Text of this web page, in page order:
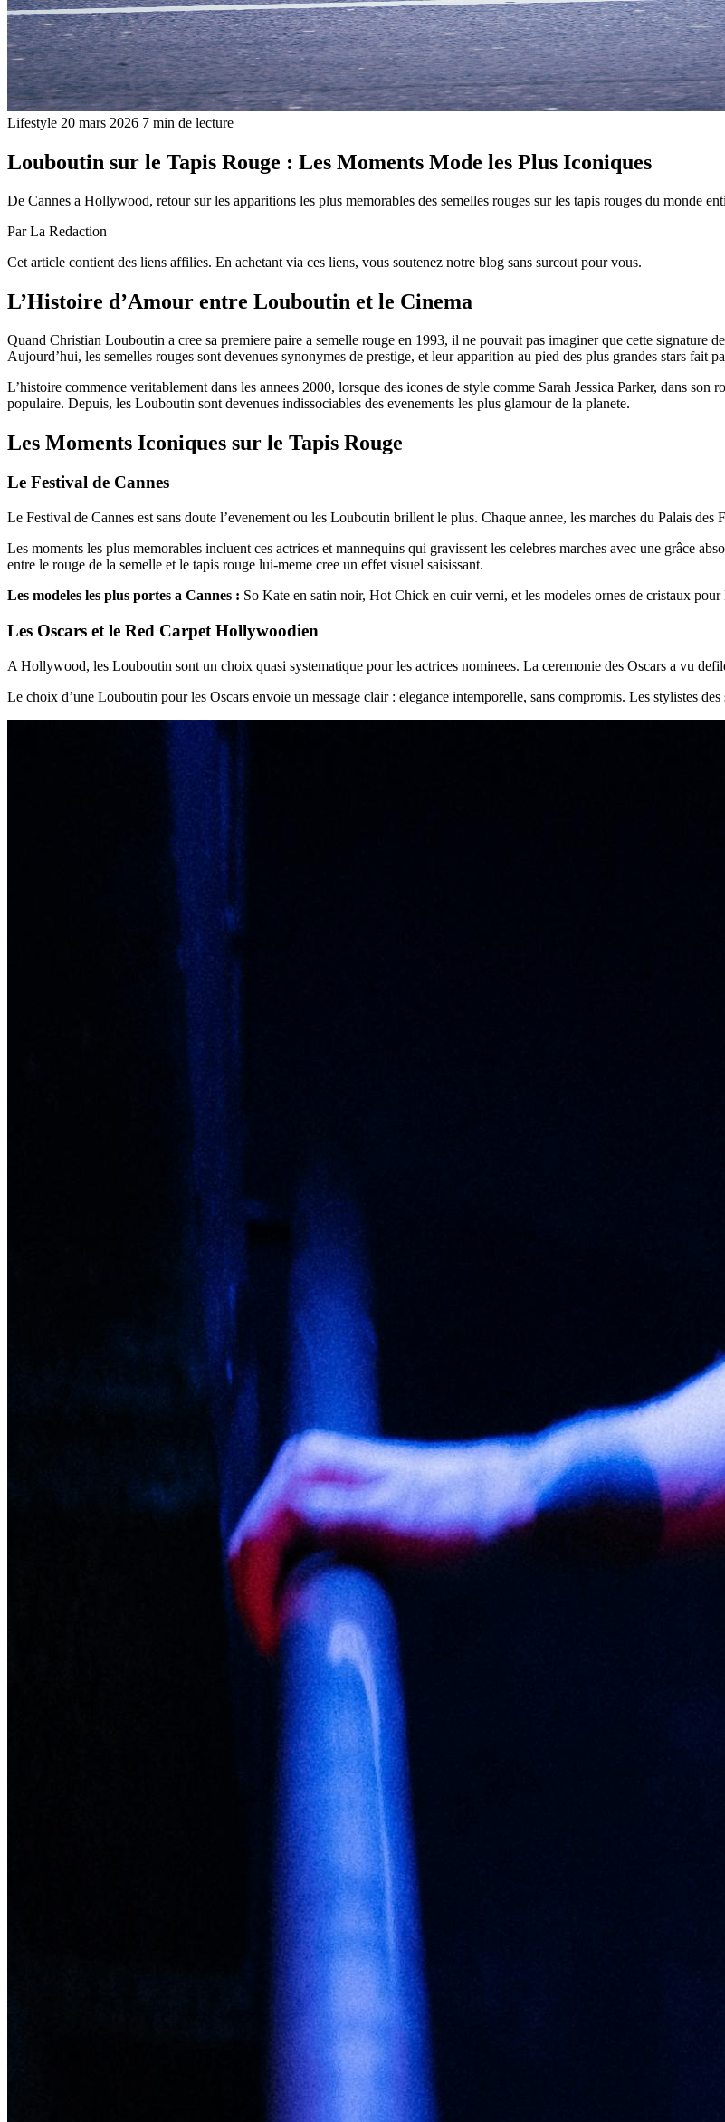
Lifestyle 20 mars 2026 7 min de lecture
Louboutin sur le Tapis Rouge : Les Moments Mode les Plus Iconiques
De Cannes a Hollywood, retour sur les apparitions les plus memorables des semelles rouges sur les tapis rouges du monde
Par La Redaction
Cet article contient des liens affilies. En achetant via ces liens, vous soutenez notre blog sans surcout pour vous.
L’Histoire d’Amour entre Louboutin et le Cinema
Quand Christian Louboutin a cree sa premiere paire a semelle rouge en 1993, il ne pouvait pas imaginer que cette signature
Aujourd’hui, les semelles rouges sont devenues synonymes de prestige, et leur apparition au pied des plus grandes stars fait
L’histoire commence veritablement dans les annees 2000, lorsque des icones de style comme Sarah Jessica Parker, dans son
populaire. Depuis, les Louboutin sont devenues indissociables des evenements les plus glamour de la planete.
Les Moments Iconiques sur le Tapis Rouge
Le Festival de Cannes
Le Festival de Cannes est sans doute l’evenement ou les Louboutin brillent le plus. Chaque annee, les marches du Palais des
Les moments les plus memorables incluent ces actrices et mannequins qui gravissent les celebres marches avec une grâce
entre le rouge de la semelle et le tapis rouge lui-meme cree un effet visuel saisissant.
Les modeles les plus portes a Cannes : So Kate en satin noir, Hot Chick en cuir verni, et les modeles ornes de cristaux pour
Les Oscars et le Red Carpet Hollywoodien
A Hollywood, les Louboutin sont un choix quasi systematique pour les actrices nominees. La ceremonie des Oscars a vu
Le choix d’une Louboutin pour les Oscars envoie un message clair : elegance intemporelle, sans compromis. Les stylistes